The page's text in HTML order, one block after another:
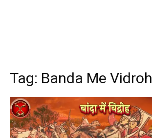
Tag: Banda Me Vidroh